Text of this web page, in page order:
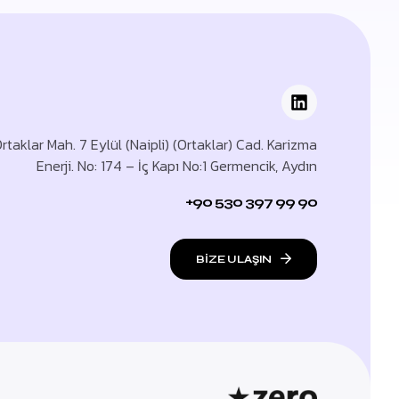
Mah. 7 Eylül (Naipli) (Ortaklar) Cad. Karizma
Enerji. No: 174 – İç Kapı No:1 Germencik, Aydın
+90 530 397 99 90
BİZE ULAŞIN